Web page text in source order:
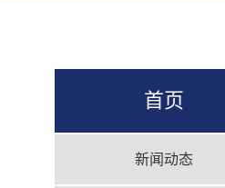
首页
新闻动态